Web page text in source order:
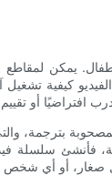
يمكن لمقاطع
كيفية
بترجمة،
سلسلة
صغار، أو أي